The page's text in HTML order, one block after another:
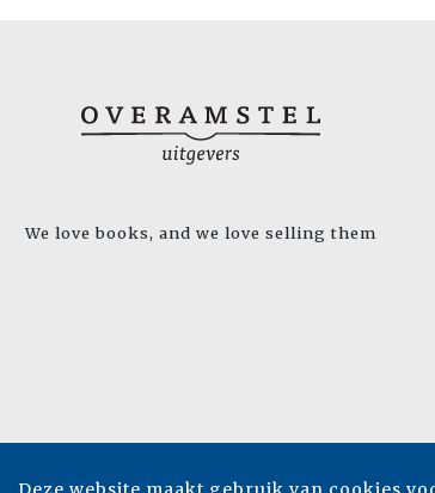
We love books, and we love selling them